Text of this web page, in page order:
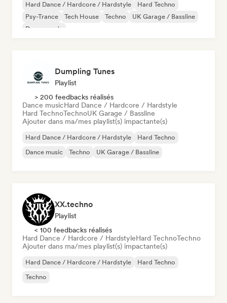
Hard Dance / Hardcore / Hardstyle
Hard Techno
Psy-Trance
Tech House Techno
UK Garage / Bassline
Dance music
Dumpling Tunes
Playlist
> 200 feedbacks réalisés
Dance musicHard Dance / Hardcore / Hardstyle
Hard TechnoTechnoUK Garage / Bassline
Ajouter dans ma/mes playlist(s) impactante(s)
Hard Dance / Hardcore / Hardstyle
Hard Techno
Dance music
Techno UK Garage / Bassline
XX.techno
Playlist
< 100 feedbacks réalisés
Hard Dance / Hardcore / HardstyleHard TechnoTechno
Ajouter dans ma/mes playlist(s) impactante(s)
Hard Dance / Hardcore / Hardstyle
Hard Techno
Techno